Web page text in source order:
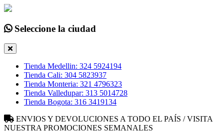
Seleccione la ciudad
Tienda Medellin: 324 5924194
Tienda Cali: 304 5823937
Tienda Monteria: 321 4796323
Tienda Valledupar: 313 5014728
Tienda Bogota: 316 3419134
ENVIOS Y DEVOLUCIONES A TODO EL PAÍS / VISITA
NUESTRA PROMOCIONES SEMANALES